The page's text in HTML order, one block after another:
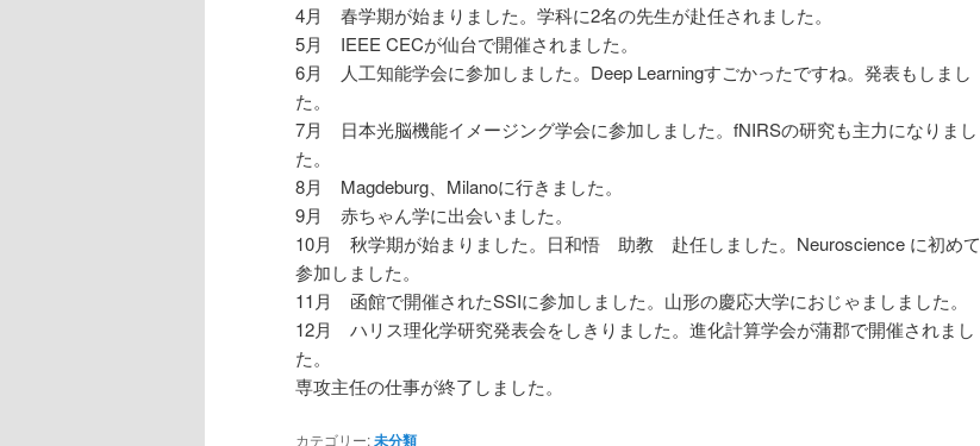
4月 春学期が始まりました。学科に2名の先生が赴任されました。
5月 IEEE CECが仙台で開催されました。
6月 人工知能学会に参加しました。Deep Learningすごかったですね。発表もしまし
た。
7月 日本光脳機能イメージング学会に参加しました。fNIRSの研究も主力になりまし
た。
8月 Magdeburg、Milanoに行きました。
9月 赤ちゃん学に出会いました。
10月 秋学期が始まりました。日和悟 助教 赴任しました。Neuroscience に初めて
参加しました。
11月 函館で開催されたSSIに参加しました。山形の慶応大学におじゃましました。
12月 ハリス理化学研究発表会をしきりました。進化計算学会が蒲郡で開催されまし
た。
専攻主任の仕事が終了しました。
カテゴリー:未分類